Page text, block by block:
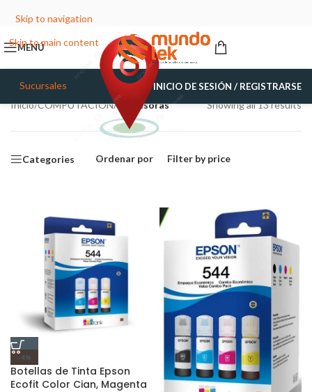
Skip to navigation
Skip to main content
MENÚ
Sucursales INICIO DE SESIÓN / REGISTRARSE
Inicio/COMPUTACIÓN/ Impresoras Showing all 13 results
Categories Ordenar por Filter by price
-4%
Botellas de Tinta Epson
Ecofit Color Cian, Magenta